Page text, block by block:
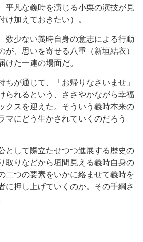
平凡な義時を演じる小栗の演技が見
け加えておきたい）。
少ない義時自身の意志による行動
が、思いを寄せる八重（新垣結衣）
けた一連の場面だ。
が通じて、「お帰りなさいませ」
られるという、ささやかながら幸福
クスを迎えた。そういう義時本来の
マにどう生かされていくのだろう
として際立たせつつ進展する歴史の
取りなどから垣間見える義時自身の
二つの要素をいかに絡ませて義時を
に押し上げていくのか。その手綱さ